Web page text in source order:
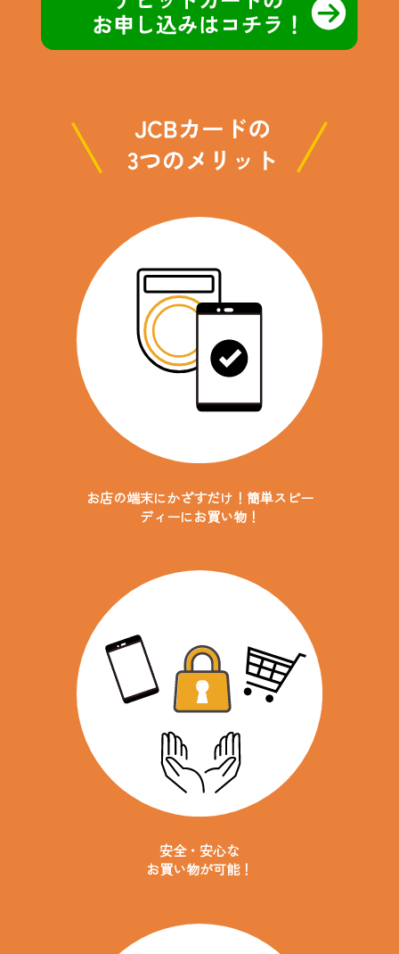
お店の端末にかざすだけ！ 簡単スピー
ディーにお買い物！
安全・安心な
お買い物が可能！